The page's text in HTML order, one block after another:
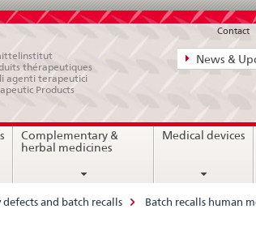
Direct
legal
matters,
News &
Contact
thérapeutiques
agenti terapeutici
Products
Complementary &
herbal medicines
Medical devices
and batch recalls Batch recalls human